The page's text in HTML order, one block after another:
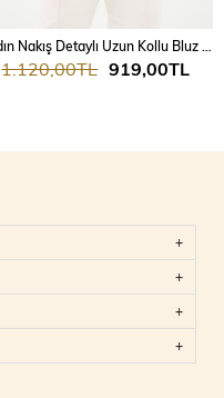
919,00TL
1.120,00TL